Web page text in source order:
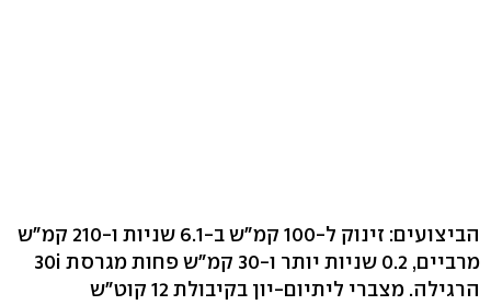
הביצועים: זינוק ל-100 קמ"ש ב-6.1 שניות ו-210 קמ"ש
מרביים, 0.2 שניות יותר ו-30 קמ"ש פחות מגרסת 30i
הרגילה. מצברי ליתיום-יון בקיבולת 12 קוט"ש